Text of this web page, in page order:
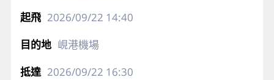
2026/09/22 14:40
峴港機場
2026/09/22 16:30